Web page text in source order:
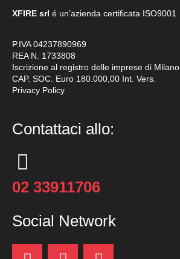
XFIRE srl é un’azienda certificata ISO9001
P.IVA 04237890969
REA N. 1733808
Iscrizione al registro delle imprese di Milano
CAP. SOC. Euro 180.000,00 Int. Vers.
Privacy Policy
Contattaci allo:
02 33911706
Social Network